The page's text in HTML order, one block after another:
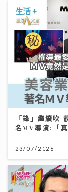
「鋒」繼續吹
名MV導演:「
23/07/2026